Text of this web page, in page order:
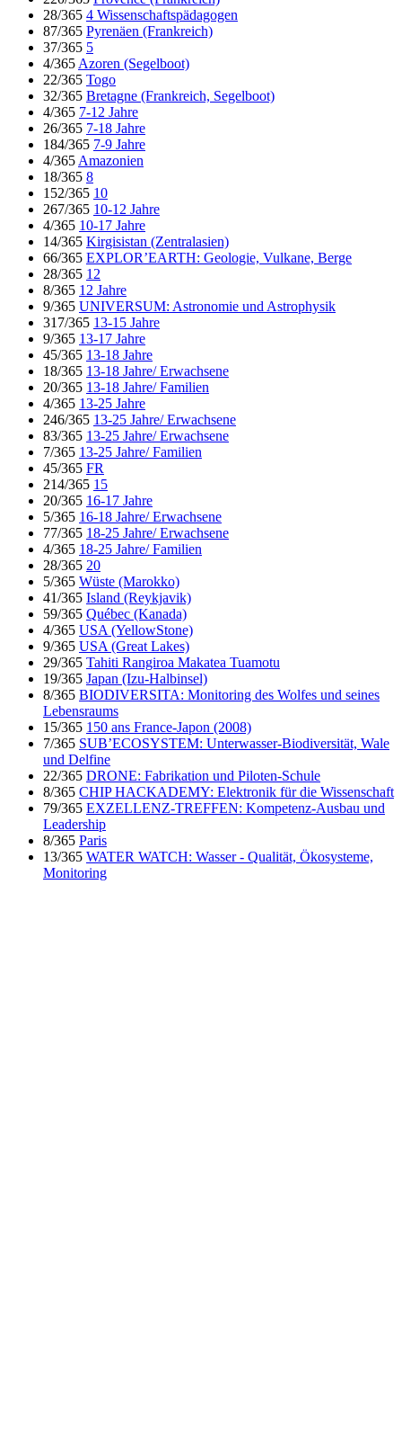
28/365 4 Wissenschaftspädagogen
87/365 Pyrenäen (Frankreich)
37/365 5
4/365 Azoren (Segelboot)
22/365 Togo
32/365 Bretagne (Frankreich, Segelboot)
4/365 7-12 Jahre
26/365 7-18 Jahre
184/365 7-9 Jahre
4/365 Amazonien
18/365 8
152/365 10
267/365 10-12 Jahre
4/365 10-17 Jahre
14/365 Kirgisistan (Zentralasien)
66/365 EXPLOR’EARTH: Geologie, Vulkane, Berge
28/365 12
8/365 12 Jahre
9/365 UNIVERSUM: Astronomie und Astrophysik
317/365 13-15 Jahre
9/365 13-17 Jahre
45/365 13-18 Jahre
18/365 13-18 Jahre/ Erwachsene
20/365 13-18 Jahre/ Familien
4/365 13-25 Jahre
246/365 13-25 Jahre/ Erwachsene
83/365 13-25 Jahre/ Erwachsene
7/365 13-25 Jahre/ Familien
45/365 FR
214/365 15
20/365 16-17 Jahre
5/365 16-18 Jahre/ Erwachsene
77/365 18-25 Jahre/ Erwachsene
4/365 18-25 Jahre/ Familien
28/365 20
5/365 Wüste (Marokko)
41/365 Island (Reykjavik)
59/365 Québec (Kanada)
4/365 USA (YellowStone)
9/365 USA (Great Lakes)
29/365 Tahiti Rangiroa Makatea Tuamotu
19/365 Japan (Izu-Halbinsel)
8/365 BIODIVERSITA: Monitoring des Wolfes und seines
Lebensraums
15/365 150 ans France-Japon (2008)
7/365 SUB’ECOSYSTEM: Unterwasser-Biodiversität, Wale
und Delfine
22/365 DRONE: Fabrikation und Piloten-Schule
8/365 CHIP HACKADEMY: Elektronik für die Wissenschaft
79/365 EXZELLENZ-TREFFEN: Kompetenz-Ausbau und
Leadership
8/365 Paris
13/365 WATER WATCH: Wasser - Qualität, Ökosysteme,
Monitoring